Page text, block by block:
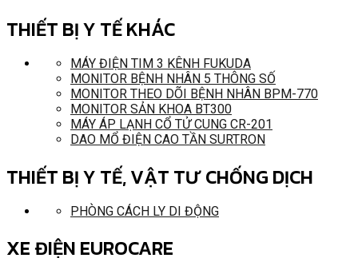
THIẾT BỊ Y TẾ KHÁC
MÁY ĐIỆN TIM 3 KÊNH FUKUDA
MONITOR BỆNH NHÂN 5 THÔNG SỐ
MONITOR THEO DÕI BỆNH NHÂN BPM-770
MONITOR SẢN KHOA BT300
MÁY ÁP LẠNH CỔ TỬ CUNG CR-201
DAO MỔ ĐIỆN CAO TẦN SURTRON
THIẾT BỊ Y TẾ, VẬT TƯ CHỐNG DỊCH
PHÒNG CÁCH LY DI ĐỘNG
XE ĐIỆN EUROCARE